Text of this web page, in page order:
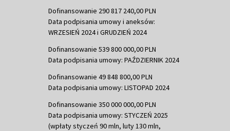
Dofinansowanie 290 817 240,00 PLN
Data podpisania umowy i aneksów:
WRZESIEŃ 2024 i GRUDZIEŃ 2024
Dofinansowanie 539 800 000,00 PLN
Data podpisania umowy: PAŹDZIERNIK 2024
Dofinansowanie 49 848 800,00 PLN
Data podpisania umowy: LISTOPAD 2024
Dofinansowanie 350 000 000,00 PLN
Data podpisania umowy: STYCZEŃ 2025
(wpłaty styczeń 90 mln, luty 130 mln,